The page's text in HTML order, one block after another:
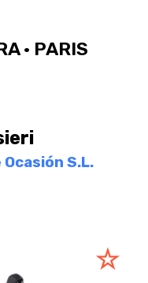
· PARIS
S.L.